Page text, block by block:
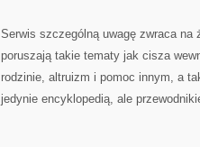
Serwis szczególną uwagę zwraca
poruszają takie tematy jak cisza
rodzinie, altruizm i pomoc innym, a
jedynie encyklopedią, ale